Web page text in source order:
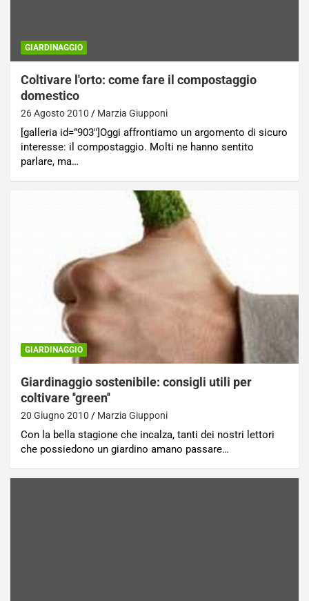
GIARDINAGGIO
Coltivare l'orto: come fare il compostaggio
domestico
26 Agosto 2010 Marzia Giupponi
[galleria id=”903″]Oggi affrontiamo un argomento di sicuro
interesse: il compostaggio. Molti ne hanno sentito
parlare, ma…
GIARDINAGGIO
Giardinaggio sostenibile: consigli utili per
coltivare ''green''
20 Giugno 2010 Marzia Giupponi
Con la bella stagione che incalza, tanti dei nostri lettori
che possiedono un giardino amano passare…